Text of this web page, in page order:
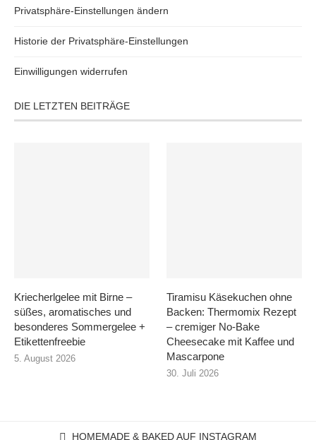
Privatsphäre-Einstellungen ändern
Historie der Privatsphäre-Einstellungen
Einwilligungen widerrufen
DIE LETZTEN BEITRÄGE
Kriecherlgelee mit Birne –
süßes, aromatisches und
besonderes Sommergelee +
Etikettenfreebie
5. August 2026
Tiramisu Käsekuchen ohne
Backen: Thermomix Rezept
– cremiger No-Bake
Cheesecake mit Kaffee und
Mascarpone
30. Juli 2026
HOMEMADE & BAKED AUF INSTAGRAM